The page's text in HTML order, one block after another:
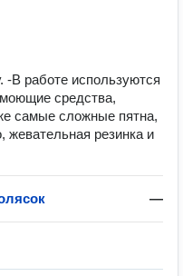
В работе используются
средства,
самые сложные пятна,
жевательная резинка и
—